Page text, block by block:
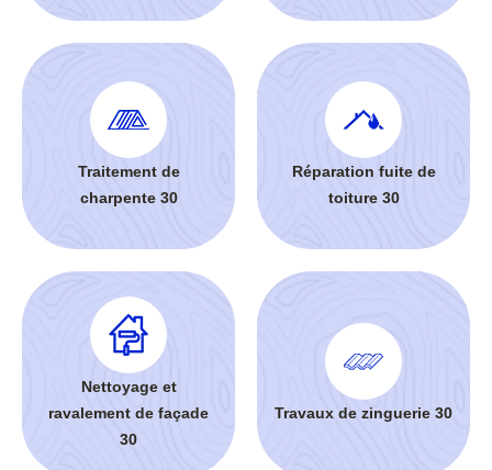
Traitement de
charpente 30
Réparation fuite de
toiture 30
Nettoyage et
ravalement de façade
30
Travaux de zinguerie 30